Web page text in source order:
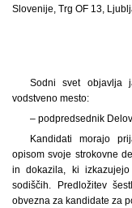
Slovenije, Trg OF 13,
Sodni svet objavlja
vodstveno mesto:
– podpredsednik
Kandidati morajo
opisom svoje strokovne
in dokazila, ki
sodiščih. Predložitev
obvezna za kandidate za